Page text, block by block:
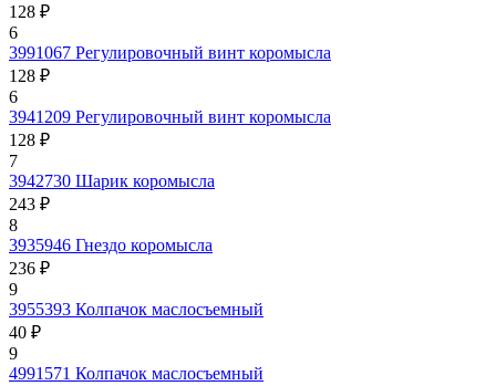
128 ₽
6
3991067 Регулировочный винт коромысла
128 ₽
6
3941209 Регулировочный винт коромысла
128 ₽
7
3942730 Шарик коромысла
243 ₽
8
3935946 Гнездо коромысла
236 ₽
9
3955393 Колпачок маслосъемный
40 ₽
9
4991571 Колпачок маслосъемный